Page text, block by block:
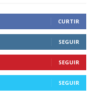
CURTIR
SEGUIR
SEGUIR
SEGUIR